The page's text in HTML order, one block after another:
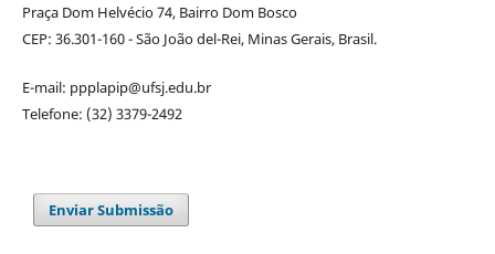
Praça Dom Helvécio 74, Bairro Dom Bosco
CEP: 36.301-160 - São João del-Rei, Minas Gerais, Brasil.
E-mail: ppplapip@ufsj.edu.br
Telefone: (32) 3379-2492
Enviar Submissão